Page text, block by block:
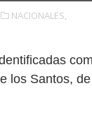
NACIONALES,
los Santos,